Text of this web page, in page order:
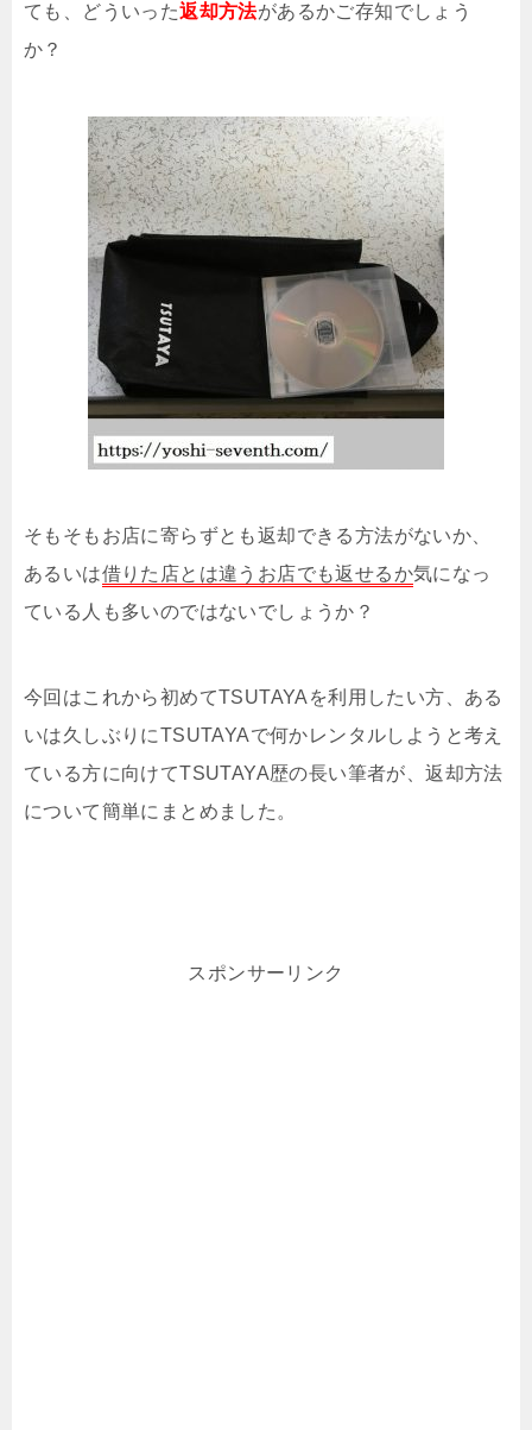
ても、どういった返却方法があるかご存知でしょう
か？
そもそもお店に寄らずとも返却できる方法がないか、
あるいは借りた店とは違うお店でも返せるか気になっ
ている人も多いのではないでしょうか？
今回はこれから初めてTSUTAYAを利用したい方、ある
いは久しぶりにTSUTAYAで何かレンタルしようと考え
ている方に向けてTSUTAYA歴の長い筆者が、返却方法
について簡単にまとめました。
スポンサーリンク